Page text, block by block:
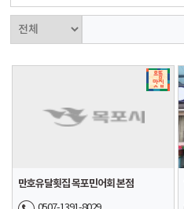
만호유달횟집 목포민어회 본점